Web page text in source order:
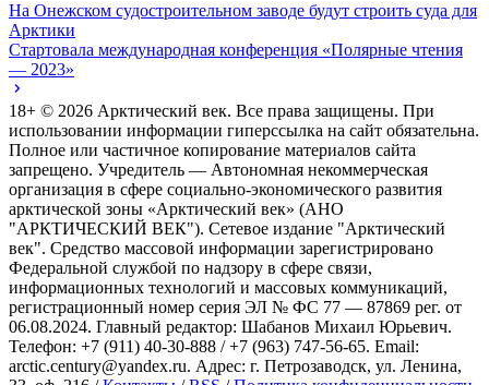
На Онежском судостроительном заводе будут строить суда для
Арктики
Стартовала международная конференция «Полярные чтения
— 2023»
18+ © 2026 Арктический век. Все права защищены. При
использовании информации гиперссылка на сайт обязательна.
Полное или частичное копирование материалов сайта
запрещено. Учредитель — Автономная некоммерческая
организация в сфере социально-экономического развития
арктической зоны «Арктический век» (АНО
"АРКТИЧЕСКИЙ ВЕК"). Сетевое издание "Арктический
век". Средство массовой информации зарегистрировано
Федеральной службой по надзору в сфере связи,
информационных технологий и массовых коммуникаций,
регистрационный номер серия ЭЛ № ФС 77 — 87869 рег. от
06.08.2024. Главный редактор: Шабанов Михаил Юрьевич.
Телефон: +7 (911) 40-30-888 / +7 (963) 747-56-65. Email:
arctic.century@yandex.ru. Адрес: г. Петрозаводск, ул. Ленина,